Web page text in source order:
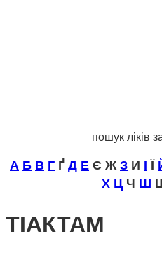
пошук ліків
А Б В Г ҐД ЕЄ ЖЗ И ІЇ
Х ЦЧ Ш
ТІАКТАМ